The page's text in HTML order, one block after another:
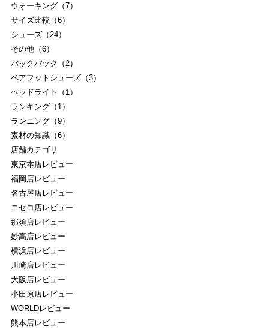
ウォーキング（7）
サイズ比較（6）
シューズ（24）
その他（6）
バックパック（2）
ベアフットシューズ（3）
ヘッドライト（1）
ランキング（1）
ランニング（9）
素材の知識（6）
店舗カテゴリ
東京本店レビュー
福岡店レビュー
名古屋店レビュー
ニセコ店レビュー
那須店レビュー
妙高店レビュー
横浜店レビュー
川崎店レビュー
大阪店レビュー
小田原店レビュー
WORLDレビュー
熊本店レビュー